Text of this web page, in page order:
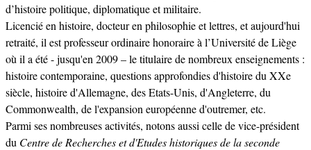
d’histoire politique, diplomatique et militaire.
Licencié en histoire, docteur en philosophie et lettres, et aujourd'hui
retraité, il est professeur ordinaire honoraire à l’Université de Liège
où il a été - jusqu'en 2009 – le titulaire de nombreux enseignements :
histoire contemporaine, questions approfondies d'histoire du XXe
siècle, histoire d'Allemagne, des Etats-Unis, d'Angleterre, du
Commonwealth, de l'expansion européenne d'outremer, etc.
Parmi ses nombreuses activités, notons aussi celle de vice-président
du Centre de Recherches et d'Etudes historiques de la seconde